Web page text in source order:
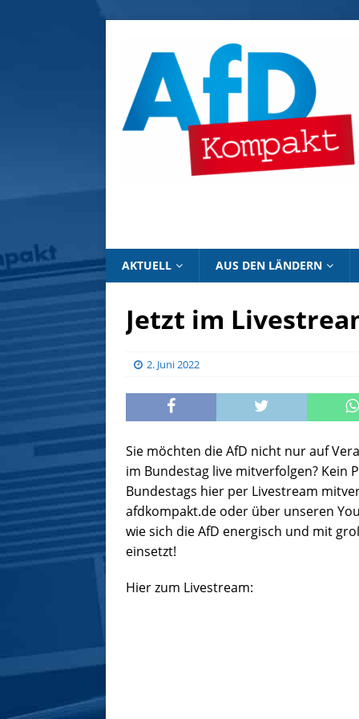
AKTUELL AUS DEN LÄNDERN
Jetzt im
2. Juni 2022
Sie möchten die AfD nicht nur auf
im Bundestag live mitverfolgen? Kein
Bundestags hier per Livestream
afdkompakt.de oder über unseren
wie sich die AfD energisch und mit
einsetzt!
Hier zum Livestream: